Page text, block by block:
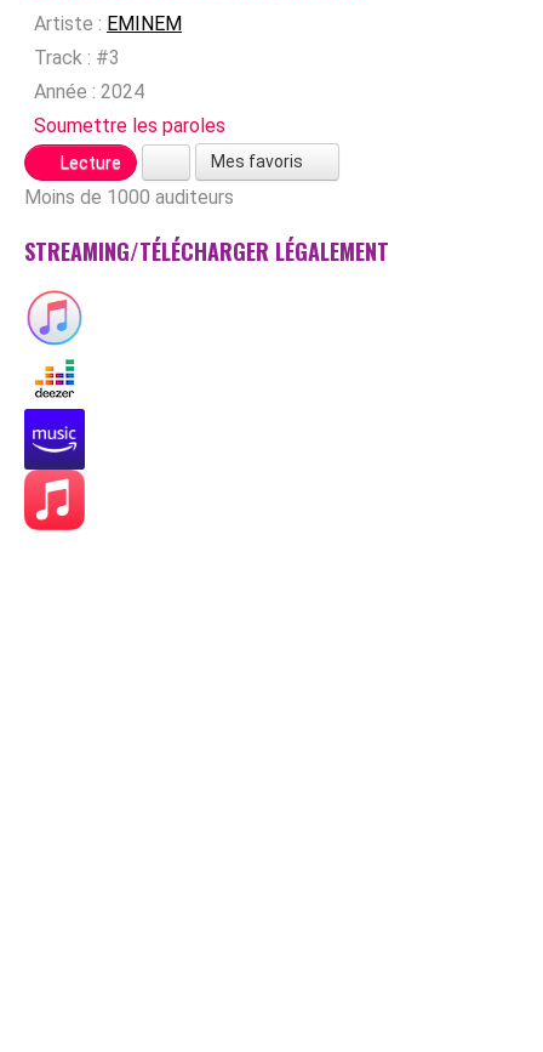
Artiste : EMINEM
Track : #3
Année : 2024
Soumettre les paroles
Lecture Mes favoris
Moins de 1000 auditeurs
STREAMING/TÉLÉCHARGER LÉGALEMENT